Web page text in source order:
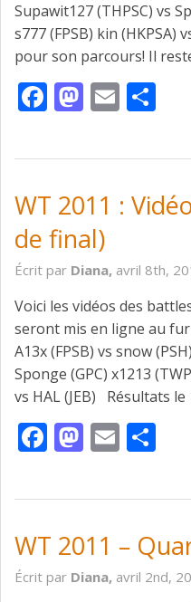
Supawit127 (THPSC) vs
s777 (FPSB) kin (HKPSA)
pour son parcours! Il
Facebook
Email
WT 2011 :
de final)
Écrit par Diana, avril 8th,
Voici les vidéos des
seront mis en ligne au
A13x (FPSB) vs snow
Sponge (GPC) x1213
vs HAL (JEB) Résultats le
Facebook
Email
WT 2011 –
Écrit par Diana, avril 2nd,